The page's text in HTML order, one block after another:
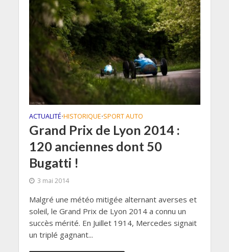
ACTUALITÉ•HISTORIQUE•SPORT AUTO
Grand Prix de Lyon 2014 :
120 anciennes dont 50
Bugatti !
3 mai 2014
Malgré une météo mitigée alternant averses et
soleil, le Grand Prix de Lyon 2014 a connu un
succès mérité. En Juillet 1914, Mercedes signait
un triplé gagnant...